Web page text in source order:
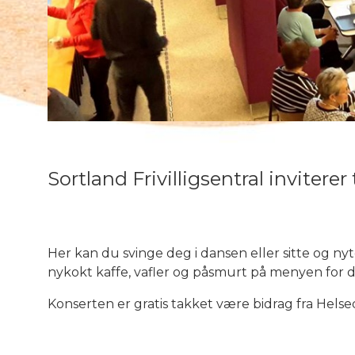
Sortland Frivilligsentral inviterer
Her kan du svinge deg i dansen eller sitte og
nykokt kaffe, vafler og påsmurt på menyen for
Konserten er gratis takket være bidrag fra